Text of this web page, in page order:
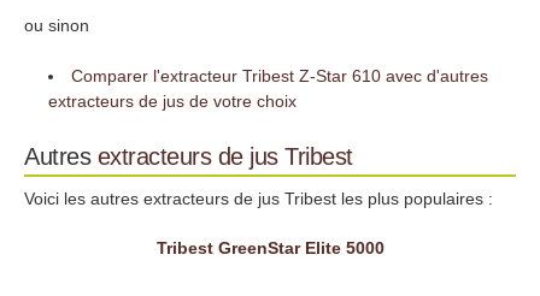
ou sinon
Comparer l'extracteur Tribest Z-Star 610 avec d'autres
extracteurs de jus de votre choix
Autres extracteurs de jus Tribest
Voici les autres extracteurs de jus Tribest les plus populaires :
Tribest GreenStar Elite 5000